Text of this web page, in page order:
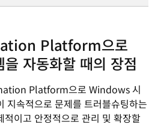
Platform으로
자동화할 때의 장점
Platform으로 Windows 시
지속적으로 문제를 트러블슈팅하는
적이고 안정적으로 관리 및 확장할